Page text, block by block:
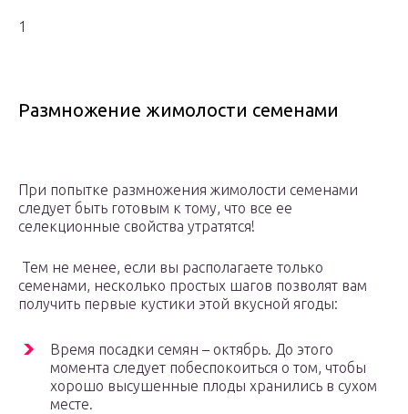
1
Размножение жимолости семенами
При попытке размножения жимолости семенами
следует быть готовым к тому, что все ее
селекционные свойства утратятся!
Тем не менее, если вы располагаете только
семенами, несколько простых шагов позволят вам
получить первые кустики этой вкусной ягоды:
Время посадки семян – октябрь. До этого
момента следует побеспокоиться о том, чтобы
хорошо высушенные плоды хранились в сухом
месте.